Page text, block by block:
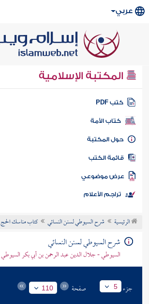
عربي
المكتبة الإسلامية
كتب PDF
كتاب الأمة
المكتبة
الكتب
موضوعي
تراجم الأعلام
الرئيسية شرح السيوطي لسنن النسائي كتاب مناسك الحج
شرح السيوطي لسنن النسائي
السيوطي - جلال الدين عبد الرحمن بن أبي بكر السيوطي
جزء 5 صفحة 110